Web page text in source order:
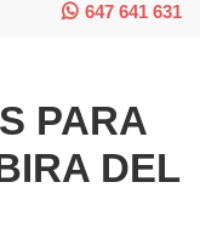
647 641 631
PARA
DEL